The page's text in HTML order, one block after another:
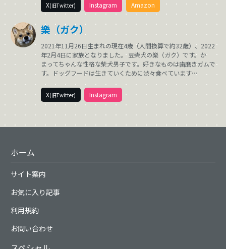
X(旧Twitter) Instagram Amazon
樂（ガク）
2021年11月26日生まれの現在4歳（人間換算で約32歳）、2022
年2月4日に家族となりました。 豆柴犬の樂（ガク）です。か
まってちゃんな性格な柴犬男子です。好きなものは歯磨きガムで
す。ドッグフードは生きていくために渋々食べています…
X(旧Twitter) Instagram
ホーム
サイト案内
お気に入り記事
利用規約
お問い合わせ